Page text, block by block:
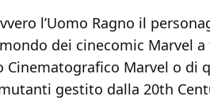
l’Uomo Ragno il
dei cinecomic Marvel
Cinematografico Marvel o
gestito dalla 20th